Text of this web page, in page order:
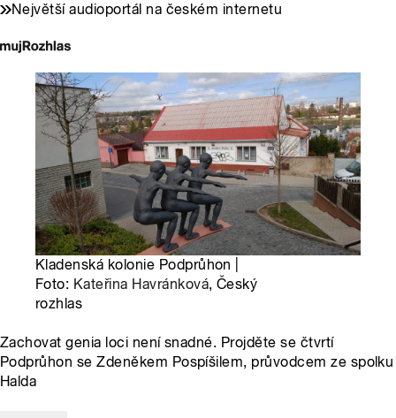
Největší audioportál na českém internetu
Kladenská kolonie Podprůhon |
Foto: Kateřina Havránková, Český
rozhlas
Zachovat genia loci není snadné. Projděte se čtvrtí
Podprůhon se Zdeněkem Pospíšilem, průvodcem ze spolku
Halda